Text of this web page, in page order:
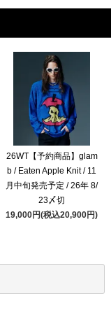
26WT【予約商品】glam
b / Eaten Apple Knit / 11
月中旬発売予定 / 26年 8/
23〆切
19,000円(税込20,900円)